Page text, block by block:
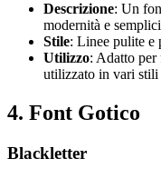
Descrizione: Un
modernità e
Stile: Linee pulite e
Utilizzo: Adatto per
utilizzato in vari stili
4. Font Gotico
Blackletter